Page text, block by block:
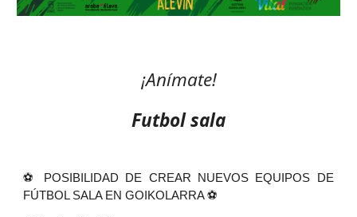
¡Anímate!
Futbol sala
⚽ POSIBILIDAD DE CREAR NUEVOS EQUIPOS DE
FÚTBOL SALA EN GOIKOLARRA ⚽